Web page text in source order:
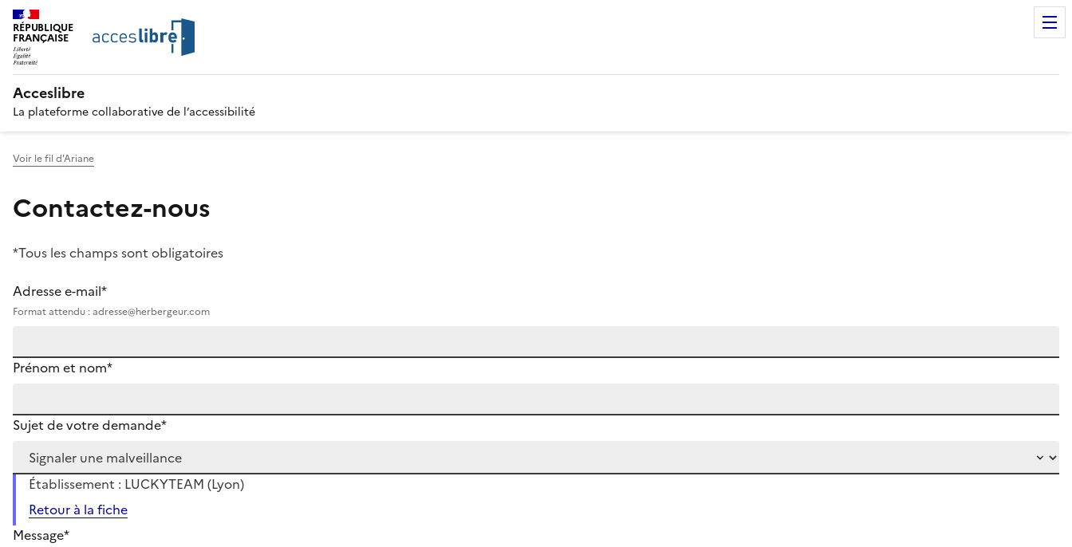
RÉPUBLIQUE
FRANÇAISE
Acceslibre
La plateforme collaborative de l’accessibilité
Voir le fil d'Ariane
Contactez-nous
*Tous les champs sont obligatoires
Adresse e-mail*
Format attendu : adresse@herbergeur.com
Prénom et nom*
Sujet de votre demande*
Établissement : LUCKYTEAM (Lyon)
Retour à la fiche
Message*